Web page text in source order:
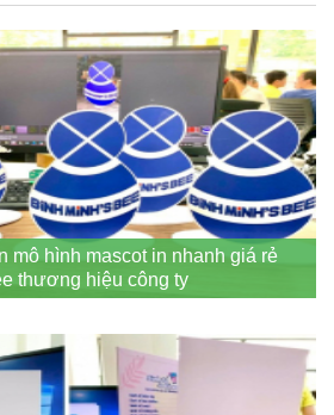
mô hình mascot in nhanh giá rẻ
thương hiệu công ty